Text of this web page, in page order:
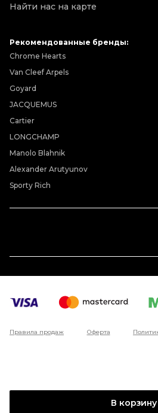
В корзину
Найти нас на карте
Рекомендованные бренды:
Chrome Hearts
Van Cleef Arpels
Goyard
JACQUEMUS
Cartier
LONGCHAMP
Manolo Blahnik
Alexander Arutyunov
Sporty Rich
Правила продаж Оферта